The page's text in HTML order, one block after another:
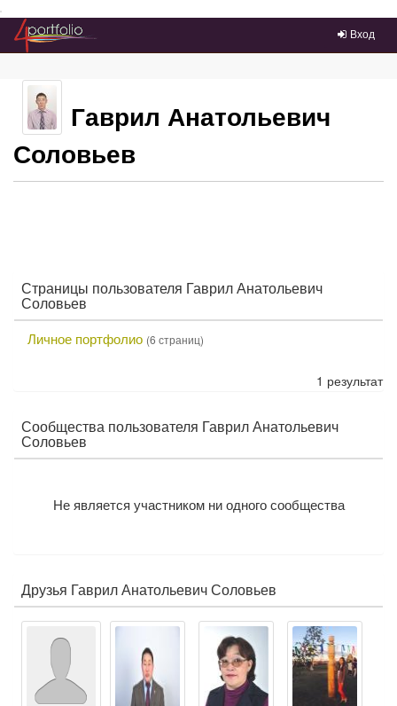
Преейти на главное меню
Вход
Гаврил Анатольевич
Соловьев
Страницы пользователя Гаврил Анатольевич
Соловьев
Личное портфолио (6 страниц)
1 результат
Сообщества пользователя Гаврил Анатольевич
Соловьев
Не является участником ни одного сообщества
Друзья Гаврил Анатольевич Соловьев